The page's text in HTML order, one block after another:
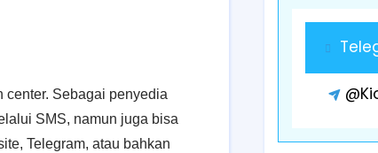
center. Sebagai penyedia
SMS, namun juga bisa
Telegram, atau bahkan